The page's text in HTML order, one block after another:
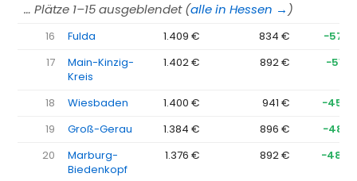
… Plätze 1–15 ausgeblendet (alle in Hessen → )
16 Fulda 1.409 € 834 €
−575
17
Main-Kinzig-
Kreis
1.402 € 892 € −510
18 Wiesbaden 1.400 € 941 €
−458
19
Groß-Gerau 1.384 € 896 €
−487
20
Marburg-
Biedenkopf
1.376 € 892 € −484